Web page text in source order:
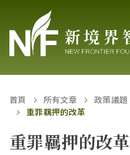
首頁 所有文章 政策議題
重罪羈押的改革
重罪羈押的改革